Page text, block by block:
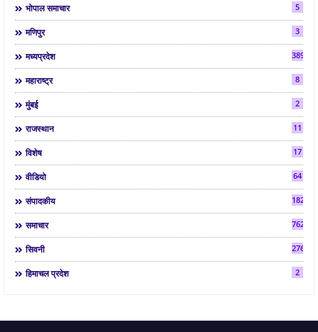
भोपाल समाचार 5
मणिपुर 3
मध्यप्रदेश 3892
महाराष्ट्र 8
मुंबई 2
राजस्थान 11
विशेष 17
वीडियो 64
संपादकीय 182
समाचार 7624
सिवनी 2763
हिमाचल प्रदेश 2